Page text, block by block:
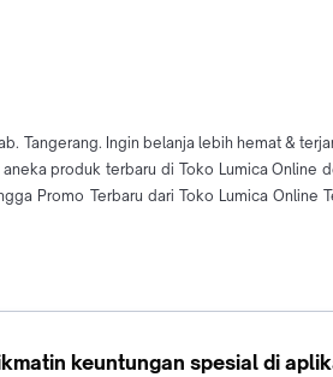
Tangerang. Ingin belanja lebih hemat &
produk terbaru di Toko Lumica Online
Promo Terbaru dari Toko Lumica Online
keuntungan spesial di